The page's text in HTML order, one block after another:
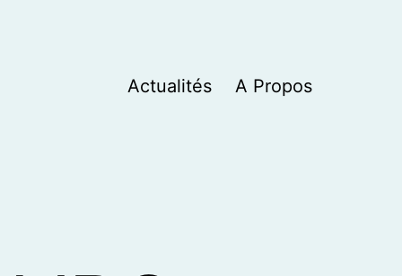
Actualités A Propos